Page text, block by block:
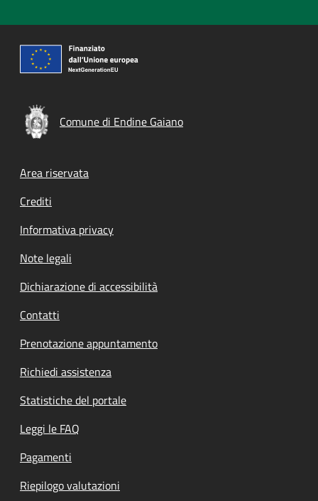
Comune di Endine Gaiano
Footer menu
Area riservata
Crediti
Informativa privacy
Note legali
Dichiarazione di accessibilità
Contatti
Prenotazione appuntamento
Richiedi assistenza
Statistiche del portale
Leggi le FAQ
Pagamenti
Riepilogo valutazioni